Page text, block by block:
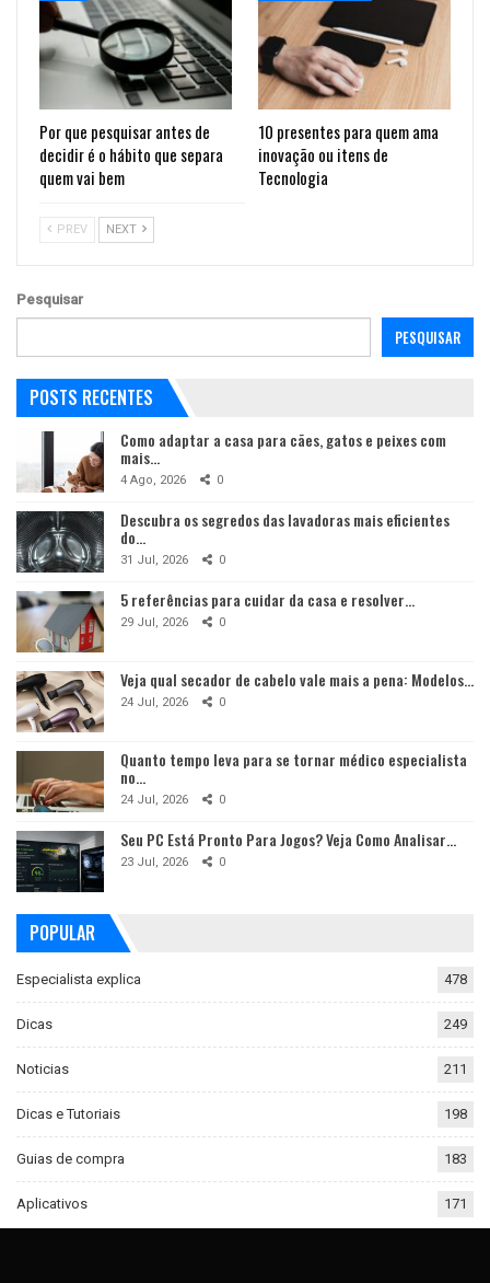
Por que pesquisar antes de
decidir é o hábito que separa
quem vai bem
10 presentes para quem ama
inovação ou itens de
Tecnologia
PREV NEXT
Pesquisar
PESQUISAR
POSTS RECENTES
Como adaptar a casa para cães, gatos e peixes com
mais…
4 Ago, 2026 0
Descubra os segredos das lavadoras mais eficientes
do…
31 Jul, 2026 0
5 referências para cuidar da casa e resolver…
29 Jul, 2026 0
Veja qual secador de cabelo vale mais a pena: Modelos…
24 Jul, 2026 0
Quanto tempo leva para se tornar médico especialista
no…
24 Jul, 2026 0
Seu PC Está Pronto Para Jogos? Veja Como Analisar…
23 Jul, 2026 0
POPULAR
Especialista explica 478
Dicas 249
Noticias 211
Dicas e Tutoriais 198
Guias de compra 183
Aplicativos 171